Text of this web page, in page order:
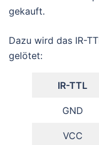
gekauft.
Dazu wird das IR-
gelötet:
IR-TTL
GND
VCC